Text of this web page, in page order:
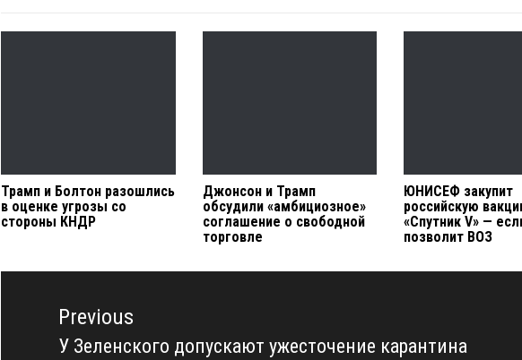
Трамп и Болтон разошлись
в оценке угрозы со
стороны КНДР
Джонсон и Трамп
обсудили «амбициозное»
соглашение о свободной
торговле
ЮНИСЕФ закупит
российскую
«Спутник V» —
позволит ВОЗ
Навигация
записямPrevious
Previous
У Зеленского допускают ужесточение карантина